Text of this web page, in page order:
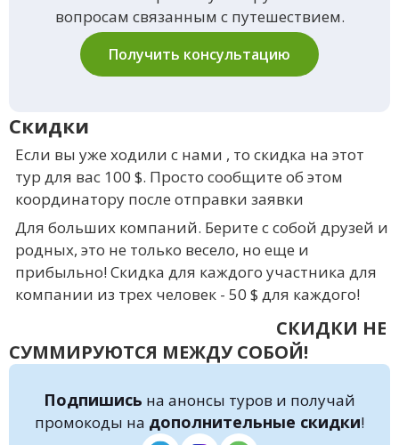
вопросам связанным с путешествием.
Получить консультацию
Скидки
Если вы уже ходили с нами , то скидка на этот
тур для вас 100 $. Просто сообщите об этом
координатору после отправки заявки
Для больших компаний. Берите с собой друзей и
родных, это не только весело, но еще и
прибыльно! Скидка для каждого участника для
компании из трех человек - 50 $ для каждого!
СКИДКИ НЕ
СУММИРУЮТСЯ МЕЖДУ СОБОЙ!
Подпишись на анонсы туров и получай
промокоды на дополнительные скидки!